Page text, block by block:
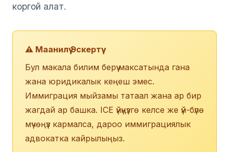
коргой алат.
⚠️ Маанилүү Эскертүү
Бул макала билим берүү максатында гана
жана юридикалык кеңеш эмес.
Иммиграция мыйзамы татаал жана ар бир
жагдай ар башка. ICE үйүңүзгө келсе же үй-бүлө
мүчөңүз кармалса, дароо иммиграциялык
адвокатка кайрылыңыз.